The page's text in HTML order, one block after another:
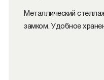
Металлический
замком. Удобное